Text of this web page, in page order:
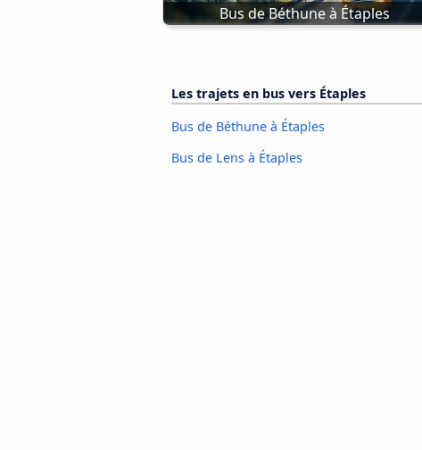
Bus de Béthune à Étaples
Les trajets en bus vers Étaples
Bus de Béthune à Étaples
Bus de Lens à Étaples